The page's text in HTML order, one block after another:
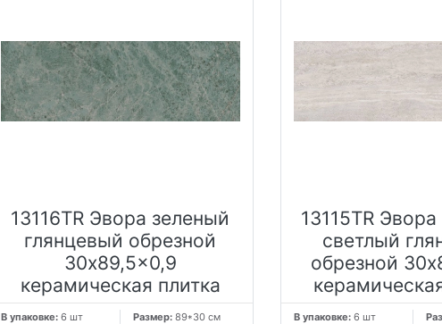
13116TR Эвора зеленый
глянцевый обрезной
30x89,5x0,9
керамическая плитка
В упаковке:6 шт Размер: 89*30 см
13115TR
светлый
обрезной
В упаковке: 6 шт